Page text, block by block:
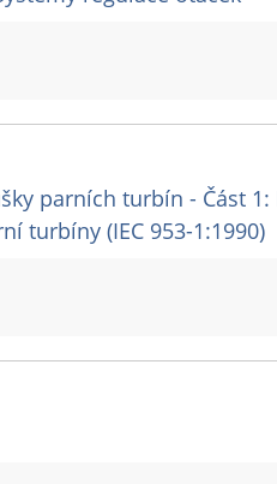
parních turbín - Část 1:
turbíny (IEC 953-1:1990)